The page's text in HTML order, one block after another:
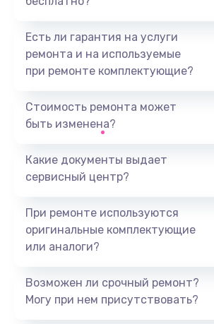
Есть ли гарантия на услуги
ремонта и на используемые
при ремонте комплектующие?
Стоимость ремонта может
быть изменена?
Какие документы выдает
сервисный центр?
При ремонте используются
оригинальные комплектующие
или аналоги?
Возможен ли срочный ремонт?
Могу при нем присутствовать?